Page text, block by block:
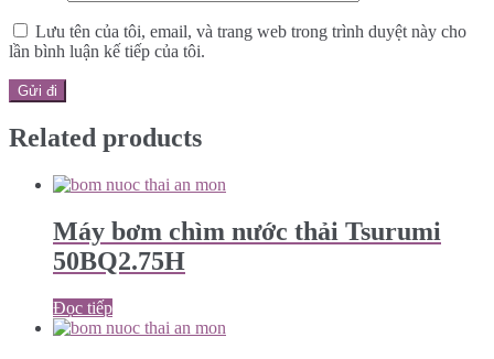
Lưu tên của tôi, email, và trang web trong trình duyệt này cho
lần bình luận kế tiếp của tôi.
Related products
Máy bơm chìm nước thải Tsurumi
50BQ2.75H
Đọc tiếp